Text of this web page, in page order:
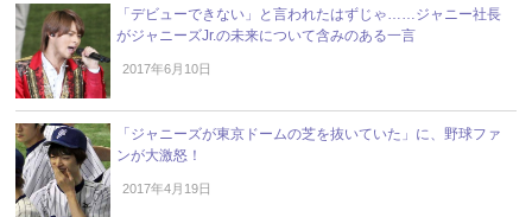
「デビューできない」と言われたはずじゃ……ジャニー社長
がジャニーズJr.の未来について含みのある一言
2017年6月10日
「ジャニーズが東京ドームの芝を抜いていた」に、野球ファ
ンが大激怒！
2017年4月19日